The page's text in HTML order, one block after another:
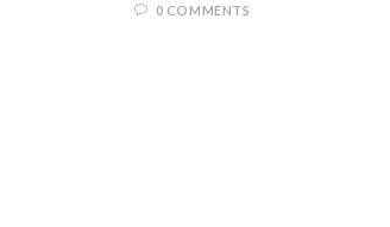
0 COMMENTS